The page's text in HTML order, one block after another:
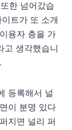
한 넘어갔습
트가 또 소개
용자 층을 가
고 생각했습니
등록해서 널
이 분명 있다
지면 널리 퍼